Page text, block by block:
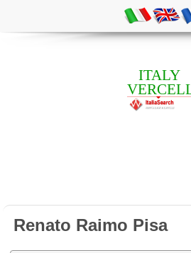
ITALY
Renato Raimo Pisa